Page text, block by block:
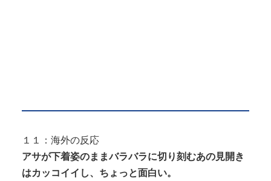
１１：海外の反応
アサが下着姿のままバラバラに切り刻むあの見開き
はカッコイイし、ちょっと面白い。